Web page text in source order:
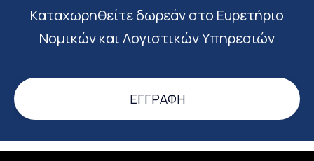
Καταχωρηθείτε δωρεάν στο Ευρετήριο
Νομικών και Λογιστικών Υπηρεσιών
ΕΓΓΡΑΦΉ